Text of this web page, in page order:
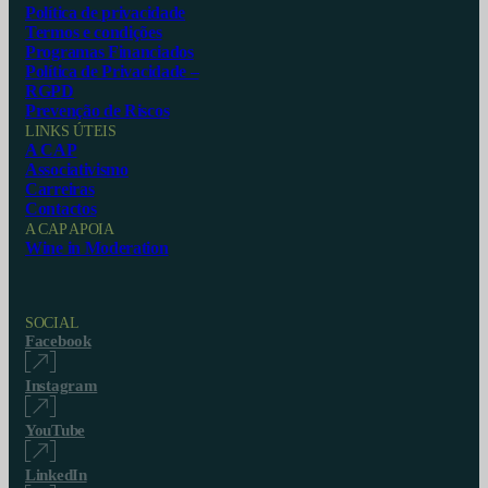
Política de privacidade
Termos e condições
Programas Financiados
Política de Privacidade –
RGPD
Prevenção de Riscos
LINKS ÚTEIS
A CAP
Associativismo
Carreiras
Contactos
A CAP APOIA
Wine in Moderation
SOCIAL
Facebook
Instagram
YouTube
LinkedIn